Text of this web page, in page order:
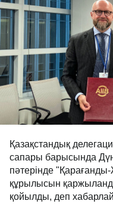
Қазақстандық
сапары барысында
пәтерінде
құрылысын
қойылды, деп